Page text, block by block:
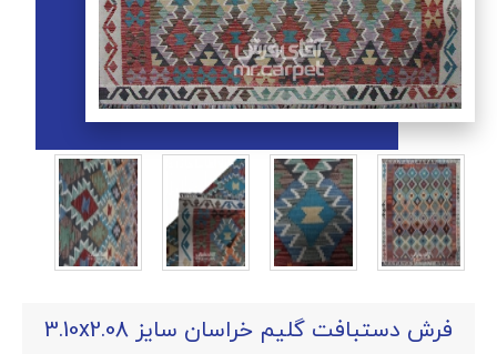
فرش دستبافت گلیم خراسان سایز 3.10x2.08